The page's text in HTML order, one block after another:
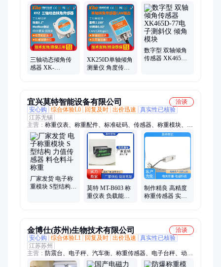
传感器、双轴倾角传感器、编码器
三轴动态倾角传
感器 XK-
XK250D单轴倾角
测量仪 角度传感
数字型 双轴倾角
传感器 XK465D-
宜兴莫特智能设备有限公司
洽谈
安心购
综合体验L0 回复及时 出价迅速
真实性已核验
江苏无锡
主营： 称重仪表、称重配件、标准砝码、传感器、称重模块、智
能计量模块、毫克砝码、称重仪器、称重显示器、大台面台秤、
电子计数秤、智能计数秤、电子秤屏幕、数控显示仪、压式称重
模、不锈钢砝码、重量显示仪、不锈钢防爆秤、高精度平台秤、
称重显示仪表、机械测力装置、配料称重装置、配料测力系统、
反应釜计量罐、称重设备配件
厂家发货 电子称
重模块 S型结构
莫特 MT-B603 称
重仪表 负载能力
制作精良 高精度
称重传感器 实验
金博仕(苏州)生物技术有限公司
洽谈
安心购
综合体验L1 回复及时 出价迅速
真实性已核验
江苏苏州
主营： 防震台、电子秤、汽车衡、称重传感器、电子台秤、动态
轴重仪、汽车称重仪、自动称重机、称重扫码设备、大理石实验